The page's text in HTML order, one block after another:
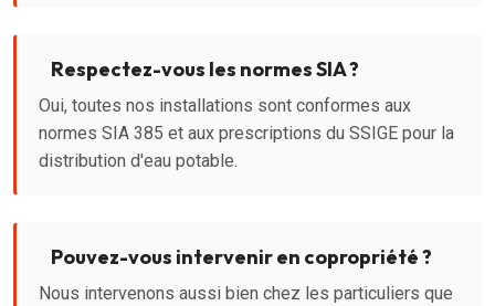
Respectez-vous les normes SIA ?
Oui, toutes nos installations sont conformes aux
normes SIA 385 et aux prescriptions du SSIGE pour la
distribution d'eau potable.
Pouvez-vous intervenir en copropriété ?
Nous intervenons aussi bien chez les particuliers que